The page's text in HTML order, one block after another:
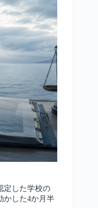
定した学校の
した4か月半